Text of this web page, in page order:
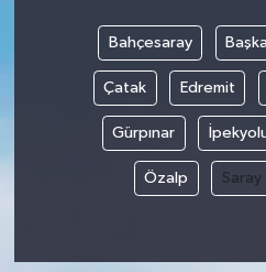
Bahçesaray
Çatak Edremit
Gürpınar
Özalp Saray